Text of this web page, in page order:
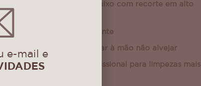
Altura do pelo: Baixo com recorte em alto
Base: Antiderrapante
Higienização: Lavar à mão não alvejar
Indicado uso profissional para limpezas mais
e-mail e